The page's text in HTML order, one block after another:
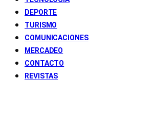
DEPORTE
TURISMO
COMUNICACIONES
MERCADEO
CONTACTO
REVISTAS